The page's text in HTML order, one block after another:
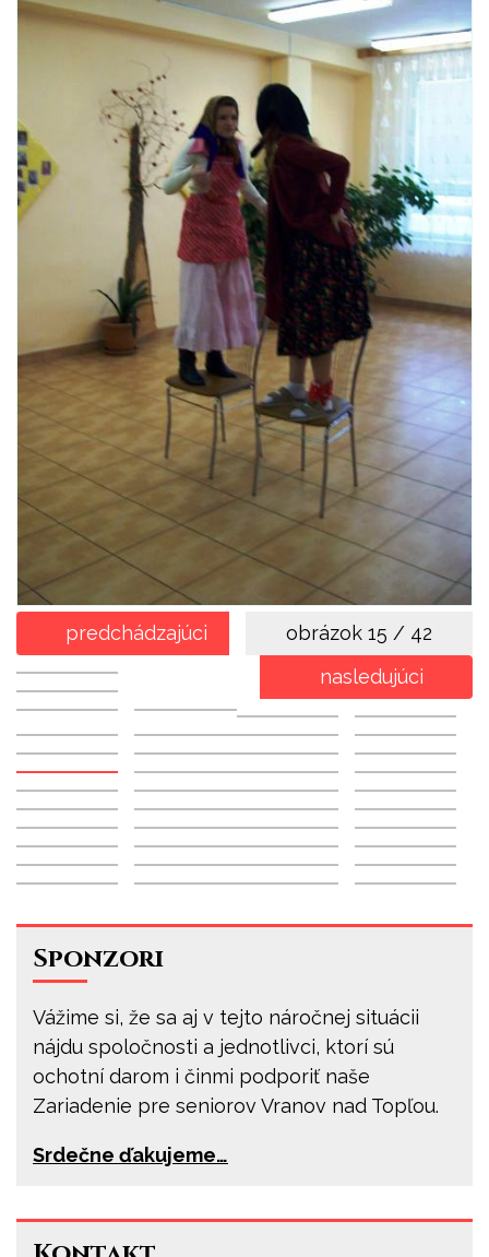
Sponzori
Vážime si, že sa aj v tejto náročnej situácii
nájdu spoločnosti a jednotlivci, ktorí sú
ochotní darom i činmi podporiť naše
Zariadenie pre seniorov Vranov nad Topľou.
Srdečne ďakujeme…
predchádzajúci obrázok 15 / 42
nasledujúci